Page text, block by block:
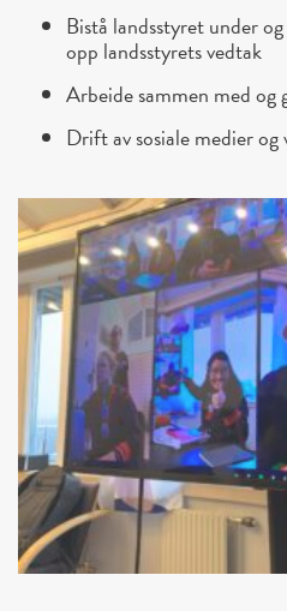
Bistå landsstyret under
opp landsstyrets vedtak
Arbeide sammen med
Drift av sosiale medier og